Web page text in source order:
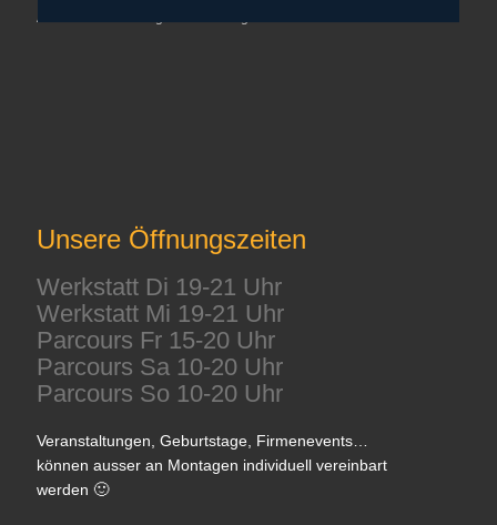
Alle Preise ohne Angabe inkl. der gesetzlichen Mehrwertsteuer
Unsere Öffnungszeiten
Werkstatt Di 19-21 Uhr
Werkstatt Mi 19-21 Uhr
Parcours Fr 15-20 Uhr
Parcours Sa 10-20 Uhr
Parcours So 10-20 Uhr
Veranstaltungen, Geburtstage, Firmenevents…
können ausser an Montagen individuell vereinbart
werden 🙂